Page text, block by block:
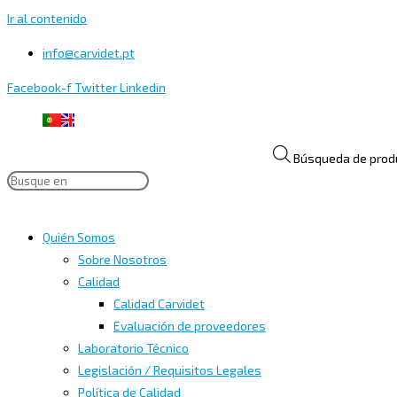
Ir al contenido
info@carvidet.pt
Facebook-fTwitterLinkedin
Búsqueda de
Quién Somos
Sobre Nosotros
Calidad
Calidad Carvidet
Evaluación de proveedores
Laboratorio Técnico
Legislación / Requisitos Legales
Política de Calidad